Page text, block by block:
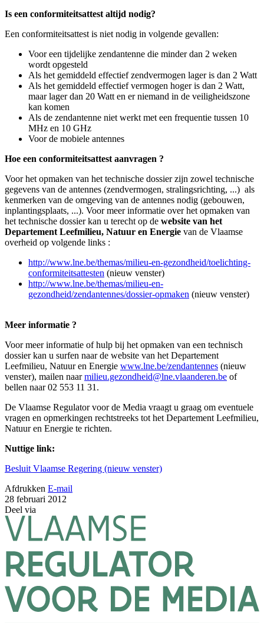
Is een conformiteitsattest altijd nodig?
Een conformiteitsattest is niet nodig in volgende gevallen:
Voor een tijdelijke zendantenne die minder dan 2 weken
wordt opgesteld
Als het gemiddeld effectief zendvermogen lager is dan 2 Watt
Als het gemiddeld effectief vermogen hoger is dan 2 Watt,
maar lager dan 20 Watt en er niemand in de veiligheidszone
kan komen
Als de zendantenne niet werkt met een frequentie tussen 10
MHz en 10 GHz
Voor de mobiele antennes
Hoe een conformiteitsattest aanvragen ?
Voor het opmaken van het technische dossier zijn zowel technische
gegevens van de antennes (zendvermogen, stralingsrichting, ...) als
kenmerken van de omgeving van de antennes nodig (gebouwen,
inplantingsplaats, ...). Voor meer informatie over het opmaken van
het technische dossier kan u terecht op de website van het
Departement Leefmilieu, Natuur en Energie van de Vlaamse
overheid op volgende links :
http://www.lne.be/themas/milieu-en-gezondheid/toelichting-
conformiteitsattesten (nieuw venster)
http://www.lne.be/themas/milieu-en-
gezondheid/zendantennes/dossier-opmaken (nieuw venster)
Meer informatie ?
Voor meer informatie of hulp bij het opmaken van een technisch
dossier kan u surfen naar de website van het Departement
Leefmilieu, Natuur en Energie www.lne.be/zendantennes (nieuw
venster), mailen naarmilieu.gezondheid@lne.vlaanderen.be of
bellen naar 02 553 11 31.
De Vlaamse Regulator voor de Media vraagt u graag om eventuele
vragen en opmerkingen rechtstreeks tot het Departement Leefmilieu,
Natuur en Energie te richten.
Nuttige link:
Besluit Vlaamse Regering (nieuw venster)
Afdrukken E-mail
28 februari 2012
Deel via